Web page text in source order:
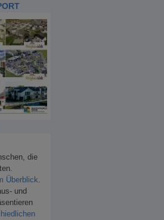
die
Überblick
und